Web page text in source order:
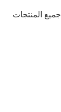
جميع المنتجات